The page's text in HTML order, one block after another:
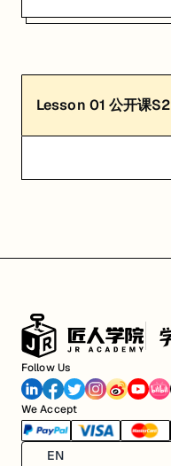
Lesson 01 公开课S2
Follow Us
We Accept
EN